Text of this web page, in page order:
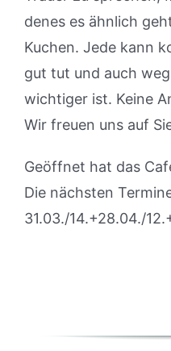
denes es ähnlich
Kuchen. Jede kann
gut tut und auch
wichtiger ist. Keine
Wir freuen uns auf
Geöffnet hat das
Die nächsten
31.03./14.+28.04./